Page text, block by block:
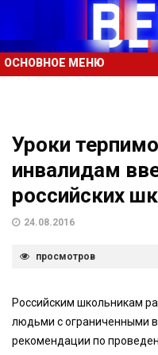
ОСНОВНОЕ МЕНЮ
Уроки
инвалидам
российских
24.08.2016
просмотров
Российским школьникам
людьми с ограниченными
рекомендации по